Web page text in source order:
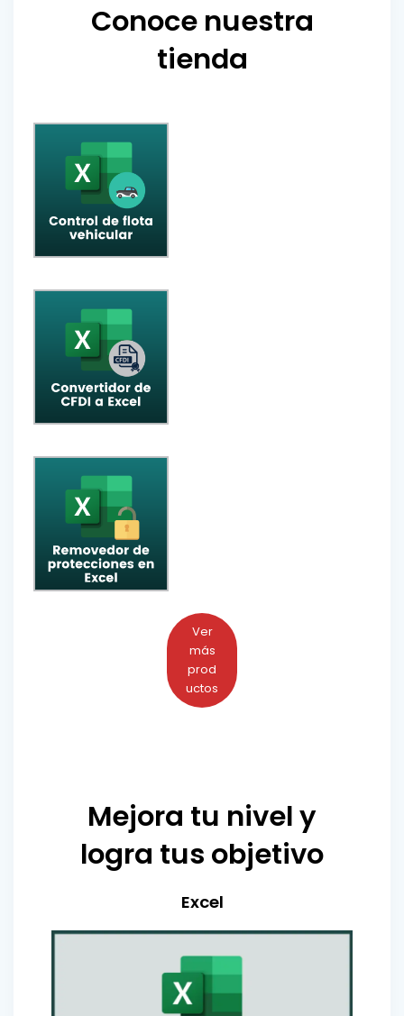
Conoce nuestra
tienda
Ver
más
prod
uctos
Mejora tu nivel y
logra tus objetivo
Excel